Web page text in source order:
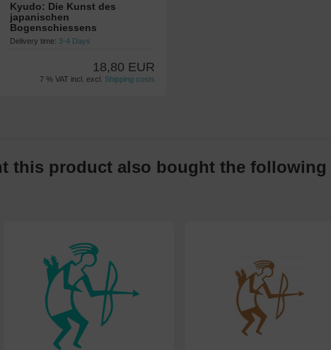
Kyudo: Die Kunst des
japanischen
Bogenschiessens
Delivery time: 3-4 Days
18,80 EUR
7 % VAT incl. excl. Shipping costs
this product also bought the